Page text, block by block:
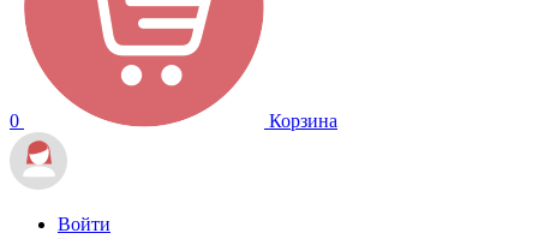
0 Корзина
Войти